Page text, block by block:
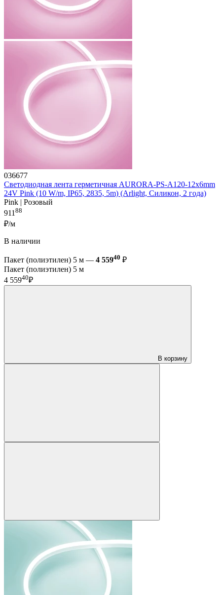
036677
Светодиодная лента герметичная AURORA-PS-A120-12x6mm
24V Pink (10 W/m, IP65, 2835, 5m) (Arlight, Силикон, 2 года)
Pink | Розовый
91188
₽/м
В наличии
Пакет (полиэтилен) 5 м — 4 55940 ₽
Пакет (полиэтилен) 5 м
4 55940₽
В корзину